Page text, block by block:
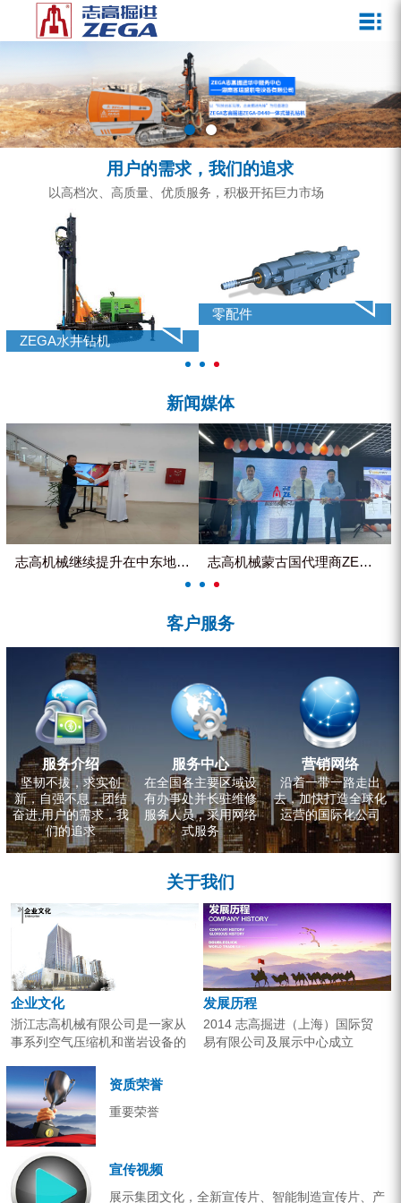
企业文化
发展历程
资质荣誉
宣传视频
公司新闻
行业动态
ZEGA一体式潜孔钻机
ZEGA地下掘进台车
ZEGA小型一体式露天钻机
ZEGA全液压顶锤钻机
零配件
锚固钻机系列
FY水井钻车系列
水井专用螺杆空压机
雾炮机
洗轮机
服务介绍
服务中心
营销网络
用户的需求，我们的追求
以高档次、高质量、优质服务，积极开拓巨力市场
ZEGA水井钻机
零配件
新闻媒体
志高机械继续提升在中东地区的市... 志高机械蒙古国代理商ZEGA客...
客户服务
服务介绍
坚韧不拔，求实创
新，自强不息，团结
奋进,用户的需求，我
们的追求
服务中心
在全国各主要区域设
有办事处并长驻维修
服务人员，采用网络
式服务
营销网络
沿着一带一路走出
去，加快打造全球化
运营的国际化公司
关于我们
企业文化
浙江志高机械有限公司是一家从
事系列空气压缩机和凿岩设备的
的专业机构。产品广泛应用于工
业气源、各类矿山开采和工程项
目建设。企业以技术开发为核
心，...
发展历程
2014 志高掘进（上海）国际贸
易有限公司及展示中心成立
资质荣誉
重要荣誉
宣传视频
展示集团文化，全新宣传片、智能制造宣传片、产